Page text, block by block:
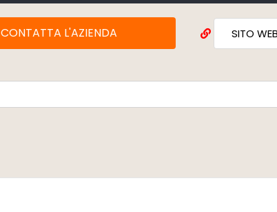
CONTATTA L'AZIENDA SITO